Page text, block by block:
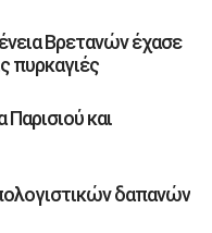
Βρετανών έχασε
πυρκαγιές
Παρισιού και
δαπανών